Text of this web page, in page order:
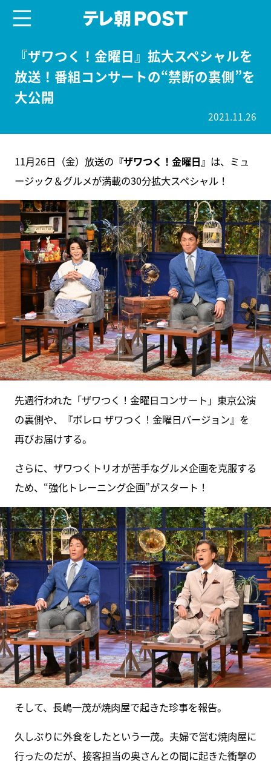
『ザワつく！金曜日』拡大スペシャルを
放送！番組コンサートの“禁断の裏側”を
大公開
2021.11.26
11月26日（金）放送の 『ザワつく！金曜日』 は、ミュ
ージック＆グルメが満載の30分拡大スペシャル！
先週行われた「ザワつく！金曜日コンサート」東京公演
の裏側や、『ボレロ ザワつく！金曜日バージョン』を
再びお届けする。
さらに、ザワつくトリオが苦手なグルメ企画を克服する
ため、“強化トレーニング企画”がスタート！
そして、長嶋一茂が焼肉屋で起きた珍事を報告。
久しぶりに外食をしたという一茂。夫婦で営む焼肉屋に
行ったのだが、接客担当の奥さんとの間に起きた衝撃の